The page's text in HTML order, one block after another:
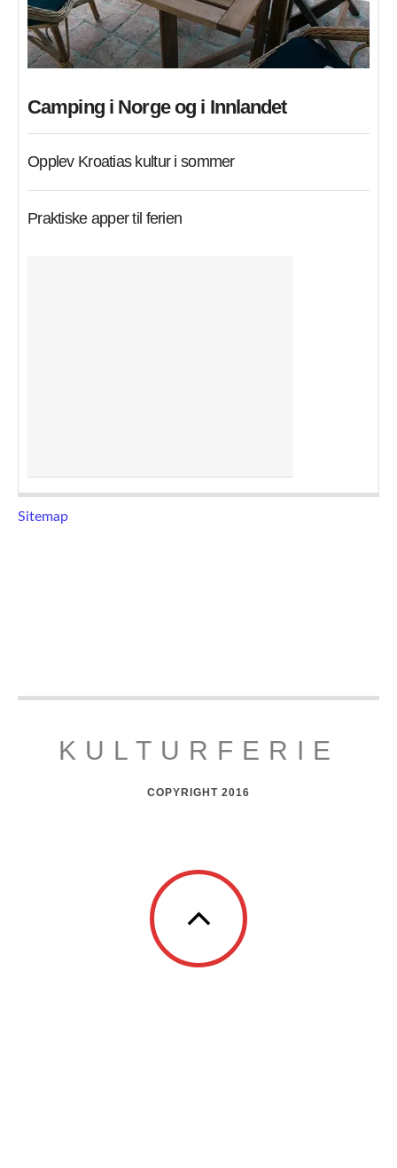
Camping i Norge og i Innlandet
Opplev Kroatias kultur i sommer
Praktiske apper til ferien
Sitemap
KULTURFERIE
COPYRIGHT 2016